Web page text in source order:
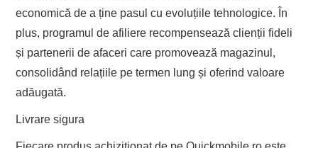
economică de a ține pasul cu evoluțiile tehnologice. În
plus, programul de afiliere recompensează clienții fideli
și partenerii de afaceri care promovează magazinul,
consolidând relațiile pe termen lung și oferind valoare
adăugată.
Livrare sigura